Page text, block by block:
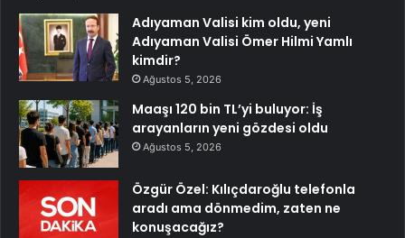
Adıyaman Valisi kim oldu, yeni
Adıyaman Valisi Ömer Hilmi Yamlı
kimdir?
Ağustos 5, 2026
Maaşı 120 bin TL’yi buluyor: İş
arayanların yeni gözdesi oldu
Ağustos 5, 2026
Özgür Özel: Kılıçdaroğlu telefonla
aradı ama dönmedim, zaten ne
konuşacağız?